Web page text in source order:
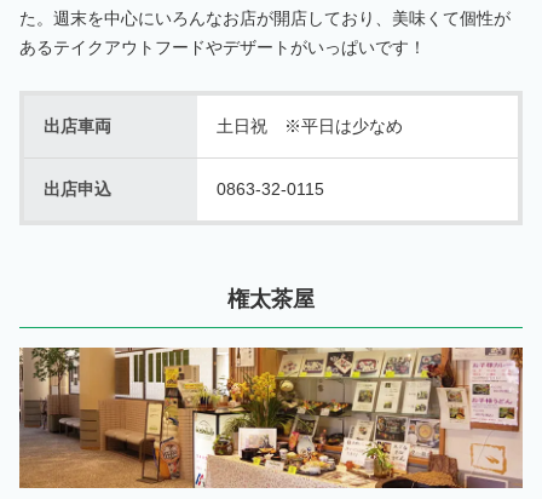
た。週末を中心にいろんなお店が開店しており、美味くて個性が
あるテイクアウトフードやデザートがいっぱいです！
出店車両 土日祝 ※平日は少なめ
出店申込 0863-32-0115
権太茶屋